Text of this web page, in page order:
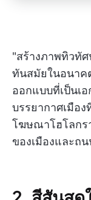
"สร้างภาพทิวทั
ทันสมัยในอนาค
ออกแบบที่เป็นเ
บรรยากาศเมือ
โฆษณาโฮโลกร
ของเมืองและถ